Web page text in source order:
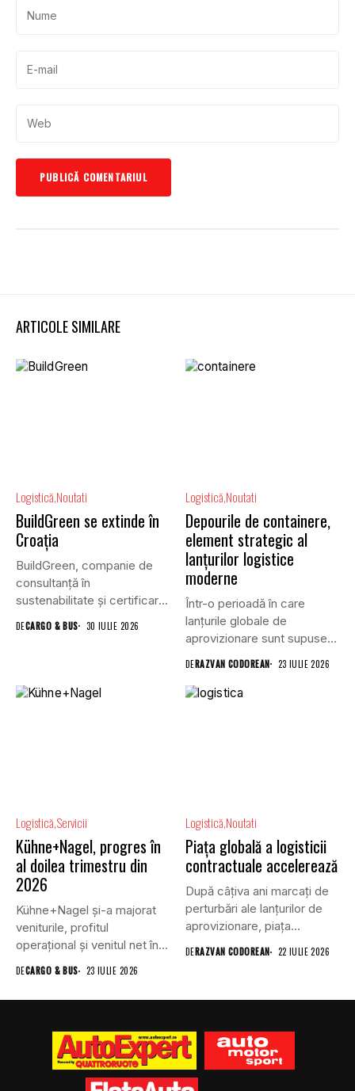
ARTICOLE SIMILARE
Logistică Noutati
BuildGreen se extinde în
Croația
BuildGreen, companie de
consultanță în
sustenabilitate și certificare
DECARGO & BUS 30 IULIE 2026
Logistică Noutati
Depourile de containere,
element strategic al
lanțurilor logistice
moderne
Într-o perioadă în care
lanțurile globale de
aprovizionare sunt supuse
DERAZVAN CODOREAN 23 IULIE 2026
Logistică Servicii
Kühne+Nagel, progres în
al doilea trimestru din
2026
Kühne+Nagel și-a majorat
veniturile, profitul
operațional și venitul net în
al doilea...
DECARGO & BUS 23 IULIE 2026
Logistică Noutati
Piața globală a logisticii
contractuale accelerează
După câțiva ani marcați de
perturbări ale lanțurilor de
aprovizionare, piața
globală...
DERAZVAN CODOREAN 22 IULIE 2026